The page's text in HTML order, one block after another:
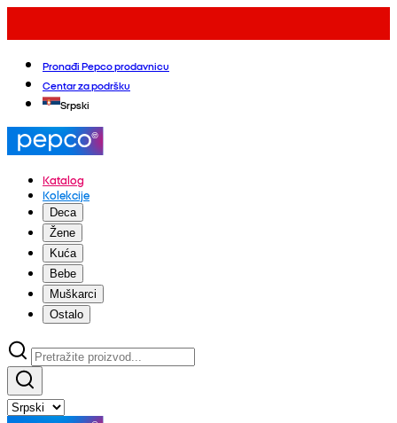
Pronađi Pepco prodavnicu
Centar za podršku
Srpski
Katalog
Kolekcije
Deca
Žene
Kuća
Bebe
Muškarci
Ostalo